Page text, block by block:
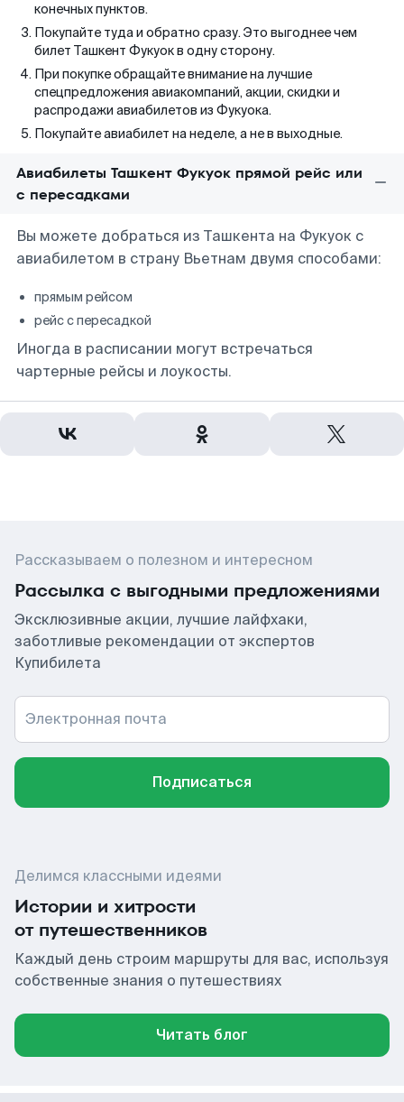
конечных пунктов.
Покупайте туда и обратно сразу. Это выгоднее чем
билет Ташкент Фукуок в одну сторону.
При покупке обращайте внимание на лучшие
спецпредложения авиакомпаний, акции, скидки и
распродажи авиабилетов из Фукуока.
Покупайте авиабилет на неделе, а не в выходные.
Авиабилеты Ташкент Фукуок прямой рейс или
с пересадками
Вы можете добраться из Ташкента на Фукуок с
авиабилетом в страну Вьетнам двумя способами:
прямым рейсом
рейс с пересадкой
Иногда в расписании могут встречаться
чартерные рейсы и лоукосты.
Рассказываем о полезном и интересном
Рассылка с выгодными предложениями
Эксклюзивные акции, лучшие лайфхаки,
заботливые рекомендации от экспертов
Купибилета
Электронная почта
Подписаться
Делимся классными идеями
Истории и хитрости
от путешественников
Каждый день строим маршруты для вас, используя
собственные знания о путешествиях
Читать блог